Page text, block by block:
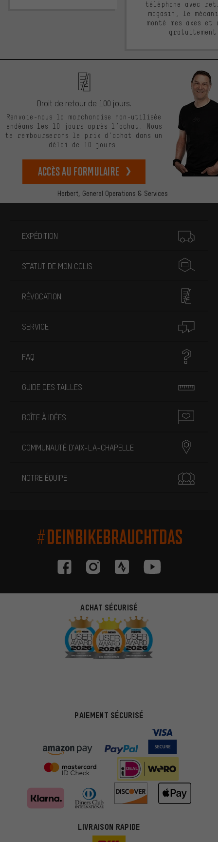
téléphone avec
magasin, le
monté mes axes et
Herbert, General Operations & Services
Droit de retour de 100 jours.
Renvoie-nous la marchandise non-utilisée
endéans les 10 jours après l’achat. Nous
te rembourserons le prix d’achat dans un
délai de 10 jours.
Accès au formulaire
EXPÉDITION
STATUT DE MON COLIS
RÉVOCATION
SERVICE
FAQ
GUIDE DES TAILLES
BOÎTE À IDÉES
COMMUNAUTÉ D'AIX-LA-CHAPELLE
NOTRE ÉQUIPE
#DEINBIKEBRAUCHTDAS
ACHAT SÉCURISÉ
PAIEMENT SÉCURISÉ
LIVRAISON RAPIDE
Des offres plus adaptées
pertinentes. Les cookies de marketing nous aident à identifier tes
intérêts et à te présenter des offres et des conseils sur mesure.